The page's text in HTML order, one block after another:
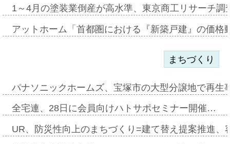
1～4月の塗装業倒産が高水準、東京商工リサーチ
アットホーム「首都圏における『新築戸建』の価
まちづくり
パナソニックホームズ、宝塚市の大型分譲地で再
全宅連、28日に会員向けハトサポセミナー開催…
UR、防災性向上のまちづくり=建て替え提案推進